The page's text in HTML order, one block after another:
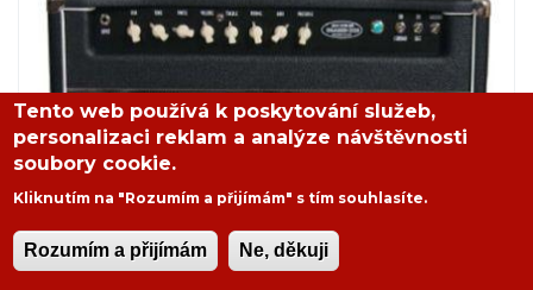
Tento web používá k poskytování služeb,
personalizaci reklam a analýze návštěvnosti
soubory cookie.
Kliknutím na "Rozumím a přijímám" s tím souhlasíte.
Rozumím a přijímám Ne, děkuji